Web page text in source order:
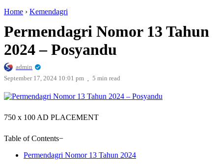
Home › Kemendagri
Permendagri Nomor 13 Tahun
2024 – Posyandu
admin
September 17, 2024 10:01 pm . 5 min read
750 x 100 AD PLACEMENT
Table of Contents−
Permendagri Nomor 13 Tahun 2024